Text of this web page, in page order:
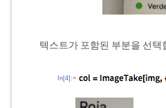
텍스트가 포함된 부분을 선택
In[4]:=